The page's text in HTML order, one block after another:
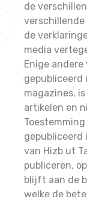
de
verschillende
de
media
Enige
gepubliceerd
magazines,
artikelen en
gepubliceerd
van Hizb ut
publiceren,
blijft aan de
welke de